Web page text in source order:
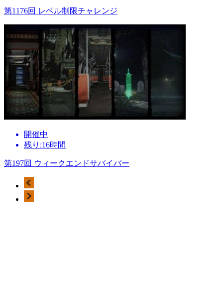
第1176回 レベル制限チャレンジ
開催中
残り:16時間
第197回 ウィークエンドサバイバー